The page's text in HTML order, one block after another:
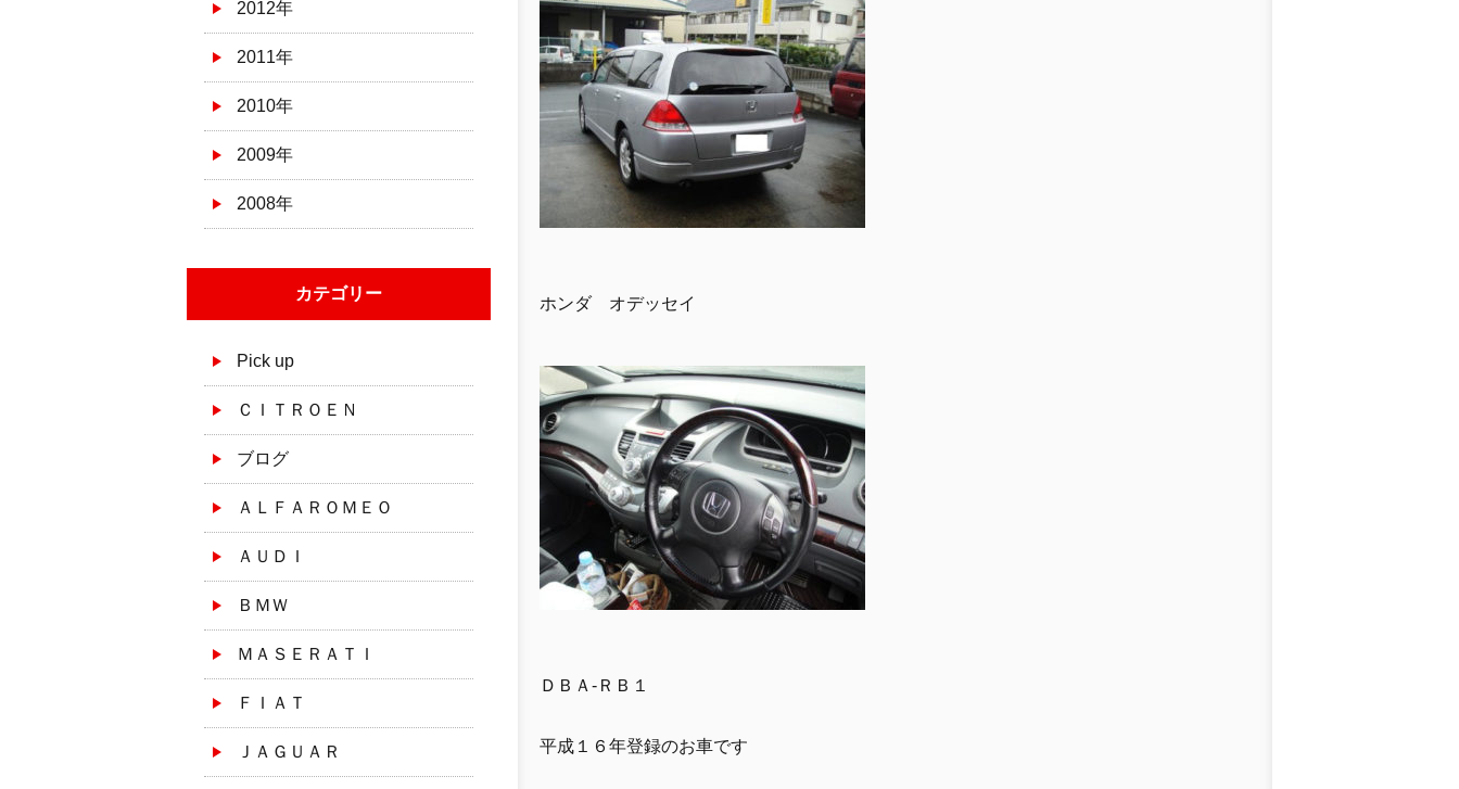
2012年
2011年
2010年
2009年
2008年
カテゴリー
Pick up
ＣＩＴＲＯＥＮ
ブログ
ＡＬＦＡＲＯＭＥＯ
ＡＵＤＩ
ＢＭＷ
ＭＡＳＥＲＡＴＩ
ＦＩＡＴ
ＪＡＧＵＡＲ
ホンダ オデッセイ
ＤＢＡ-ＲＢ１
平成１６年登録のお車です